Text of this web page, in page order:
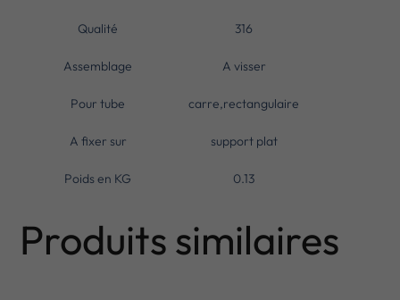
Qualité 316
Assemblage A visser
Pour tube carre,rectangulaire
A fixer sur support plat
Poids en KG 0.13
Produits similaires